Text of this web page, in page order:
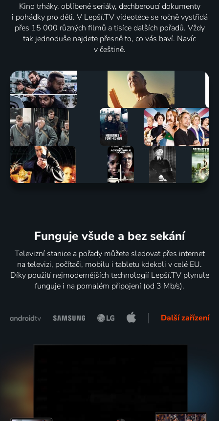
Kino trháky, oblíbené seriály, dechberoucí dokumenty
i pohádky pro děti. V Lepší.TV videotéce se ročně vystřídá
přes 15 000 různých filmů a tisíce dalších pořadů. Vždy
tak jednoduše najdete přesně to, co vás baví. Navíc
v češtině.
Funguje všude a bez sekání
Televizní stanice a pořady můžete sledovat přes internet
na televizi, počítači, mobilu i tabletu kdekoli v celé EU.
Díky použití nejmodernějších technologií Lepší.TV plynule
funguje i na pomalém připojení (od 3 Mb/s).
Další zařízení